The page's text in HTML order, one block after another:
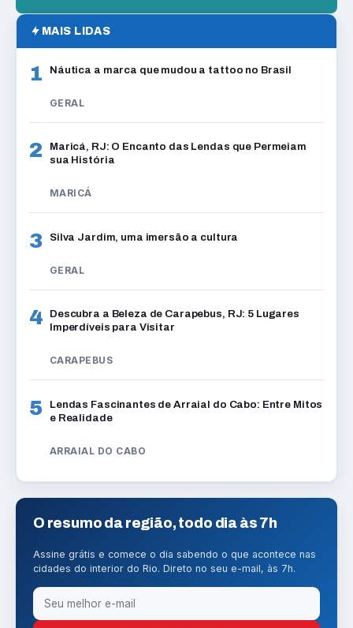
MAIS LIDAS
1 Náutica a marca que mudou a tattoo no Brasil
GERAL
2
Maricá, RJ: O Encanto das Lendas que Permeiam
sua História
MARICÁ
3 Silva Jardim, uma imersão a cultura
GERAL
4
Descubra a Beleza de Carapebus, RJ: 5 Lugares
Imperdíveis para Visitar
CARAPEBUS
5
Lendas Fascinantes de Arraial do Cabo: Entre Mitos
e Realidade
ARRAIAL DO CABO
O resumo da região, todo dia às 7h
Assine grátis e comece o dia sabendo o que acontece nas
cidades do interior do Rio. Direto no seu e-mail, às 7h.